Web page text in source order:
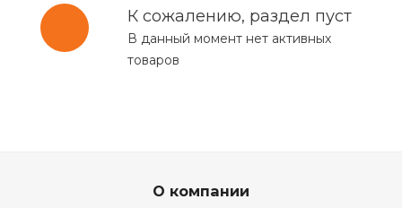
К сожалению, раздел пуст
В данный момент нет активных
товаров
О компании